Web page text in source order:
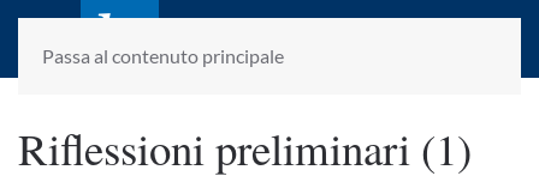
Passa al contenuto principale
laletteraturaenoi.it
fondato da Romano Luperini
Riflessioni preliminari (1)